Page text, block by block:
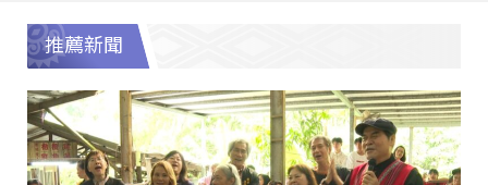
推薦新聞